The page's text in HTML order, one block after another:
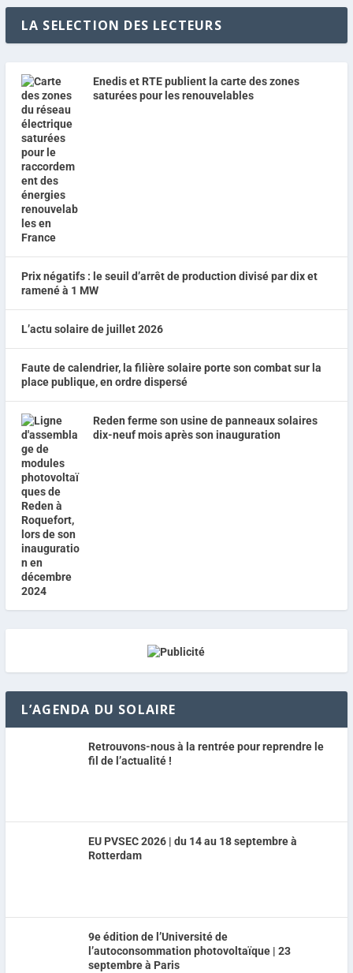
LA SELECTION DES LECTEURS
Enedis et RTE publient la carte des zones
saturées pour les renouvelables
Prix négatifs : le seuil d’arrêt de production divisé par dix et
ramené à 1 MW
L’actu solaire de juillet 2026
Faute de calendrier, la filière solaire porte son combat sur la
place publique, en ordre dispersé
Reden ferme son usine de panneaux solaires
dix-neuf mois après son inauguration
L’AGENDA DU SOLAIRE
Retrouvons-nous à la rentrée pour reprendre le
fil de l’actualité !
EU PVSEC 2026 | du 14 au 18 septembre à
Rotterdam
9e édition de l’Université de
l’autoconsommation photovoltaïque | 23
septembre à Paris